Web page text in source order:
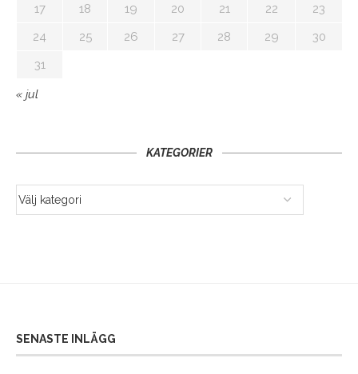
17
18 19 20 21 22
23
24
25 26 27 28 29
30
31
« jul
KATEGORIER
SENASTE INLÄGG